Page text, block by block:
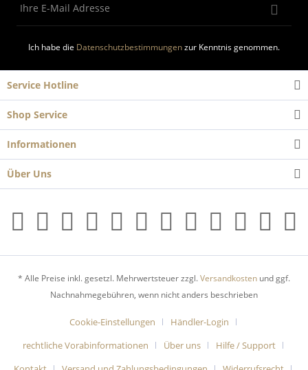
Ich habe die Datenschutzbestimmungenzur Kenntnis genommen.
Service Hotline
Shop Service
Informationen
Über Uns
* Alle Preise inkl. gesetzl. Mehrwertsteuer zzgl.Versandkosten und ggf.
Nachnahmegebühren, wenn nicht anders beschrieben
Cookie-Einstellungen
Händler-Login
rechtliche Vorabinformationen
Über uns
Hilfe / Support